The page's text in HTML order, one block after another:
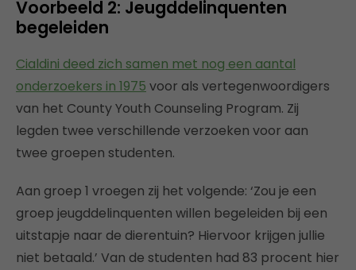
Voorbeeld 2: Jeugddelinquenten
begeleiden
Cialdini deed zich samen met nog een aantal
onderzoekers in 1975 voor als vertegenwoordigers
van het County Youth Counseling Program. Zij
legden twee verschillende verzoeken voor aan
twee groepen studenten.
Aan groep 1 vroegen zij het volgende: ‘Zou je een
groep jeugddelinquenten willen begeleiden bij een
uitstapje naar de dierentuin? Hiervoor krijgen jullie
niet betaald.’ Van de studenten had 83 procent hier